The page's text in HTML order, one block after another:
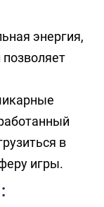
энергия,
в
игры.